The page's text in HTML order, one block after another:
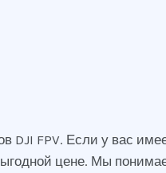
FPV. Если у вас
цене. Мы